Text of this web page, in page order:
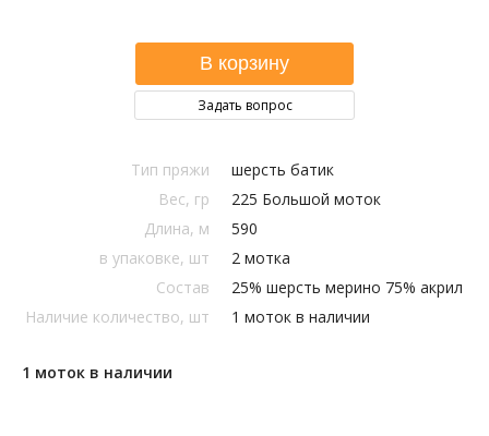
Задать вопрос
Тип пряжи
шерсть батик
Вес, гр
225 Большой моток
Длина, м
590
в упаковке, шт
2 мотка
Состав
25% шерсть мерино 75% акрил
Наличие количество, шт
1 моток в наличии
1 моток в наличии